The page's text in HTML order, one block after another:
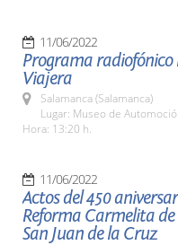
11/06/2022
Programa radiofónico
Viajera
Salamanca (Salamanca)
Lugar: Museo de
Hora: 13:20 h.
11/06/2022
Actos del 450
Reforma Carmelita de
San Juan de la Cruz